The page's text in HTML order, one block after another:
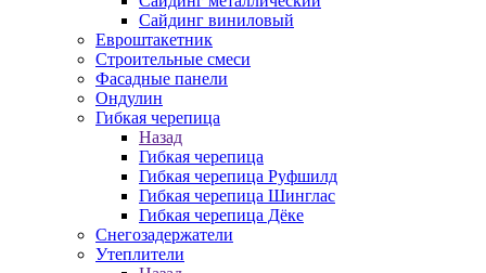
Сайдинг виниловый
Евроштакетник
Строительные смеси
Фасадные панели
Ондулин
Гибкая черепица
Назад
Гибкая черепица
Гибкая черепица Руфшилд
Гибкая черепица Шинглас
Гибкая черепица Дёке
Снегозадержатели
Утеплители